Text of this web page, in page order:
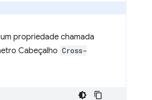
propriedade chamada
Cabeçalho Cross-